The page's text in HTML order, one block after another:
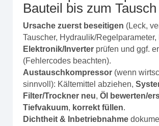
Bauteil bis zum Tausch
Ursache zuerst beseitigen (Leck,
Tauscher, Hydraulik/Regelparameter,
Elektronik/Inverter prüfen und ggf.
(Fehlercodes beachten).
Austauschkompressor (wenn
sinnvoll): Kältemittel abziehen,
Filter/Trockner neu, Öl bewerten/
Tiefvakuum, korrekt füllen.
Dichtheit & Inbetriebnahme